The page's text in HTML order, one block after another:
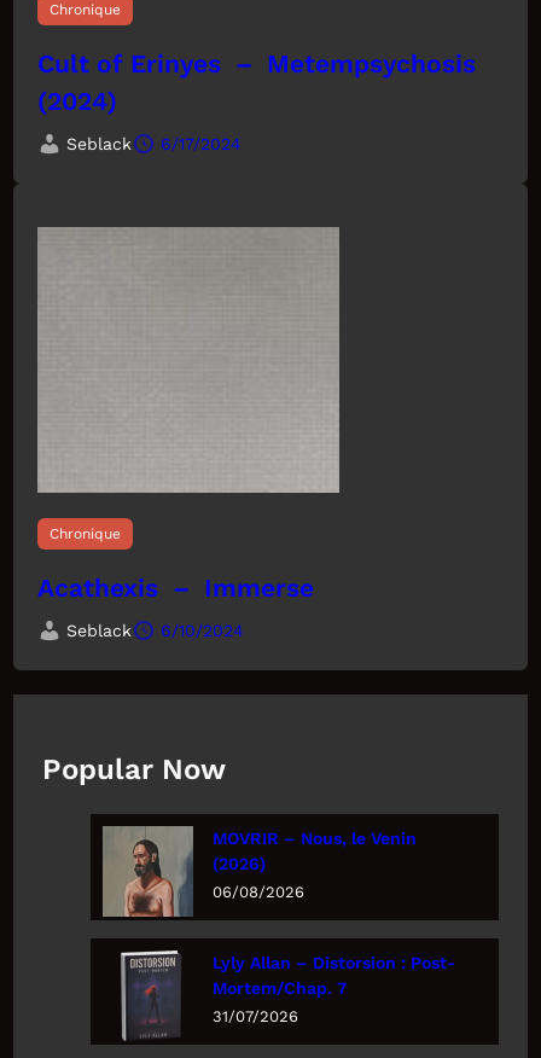
Chronique
Cult of Erinyes – Metempsychosis
(2024)
Seblack 6/17/2024
Chronique
Acathexis – Immerse
Seblack 6/10/2024
Popular Now
MOVRIR – Nous, le Venin
(2026)
06/08/2026
Lyly Allan – Distorsion : Post-
Mortem/Chap. 7
31/07/2026